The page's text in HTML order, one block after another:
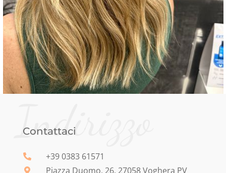
Indirizzo
Contattaci
+39 0383 61571
Piazza Duomo, 26, 27058 Voghera PV